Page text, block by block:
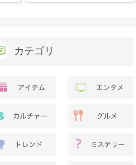
か？
カテゴリ